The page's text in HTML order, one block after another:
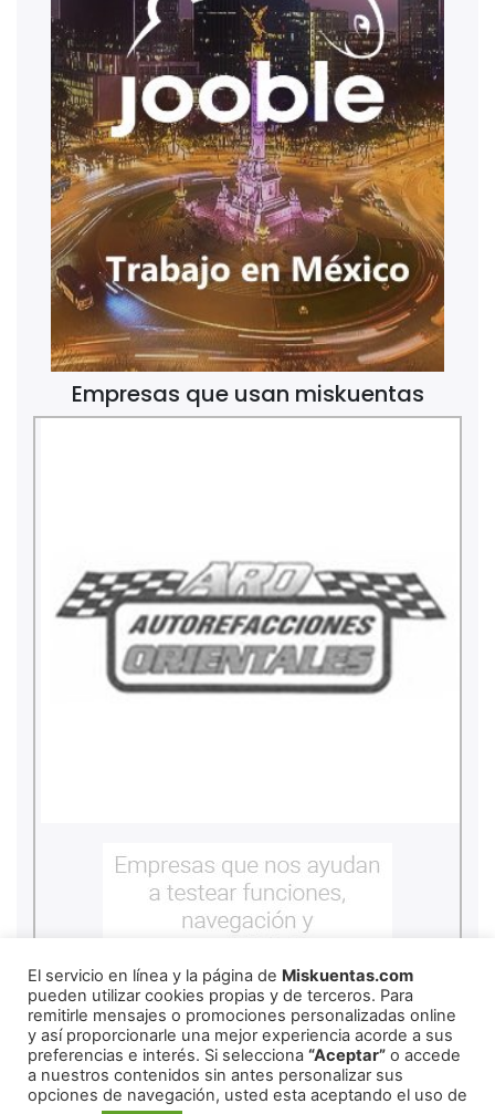
Empresas que usan miskuentas
El servicio en línea y la página de Miskuentas.com
pueden utilizar cookies propias y de terceros. Para
remitirle mensajes o promociones personalizadas online
y así proporcionarle una mejor experiencia acorde a sus
preferencias e interés. Si selecciona “Aceptar” o accede
a nuestros contenidos sin antes personalizar sus
opciones de navegación, usted esta aceptando el uso de